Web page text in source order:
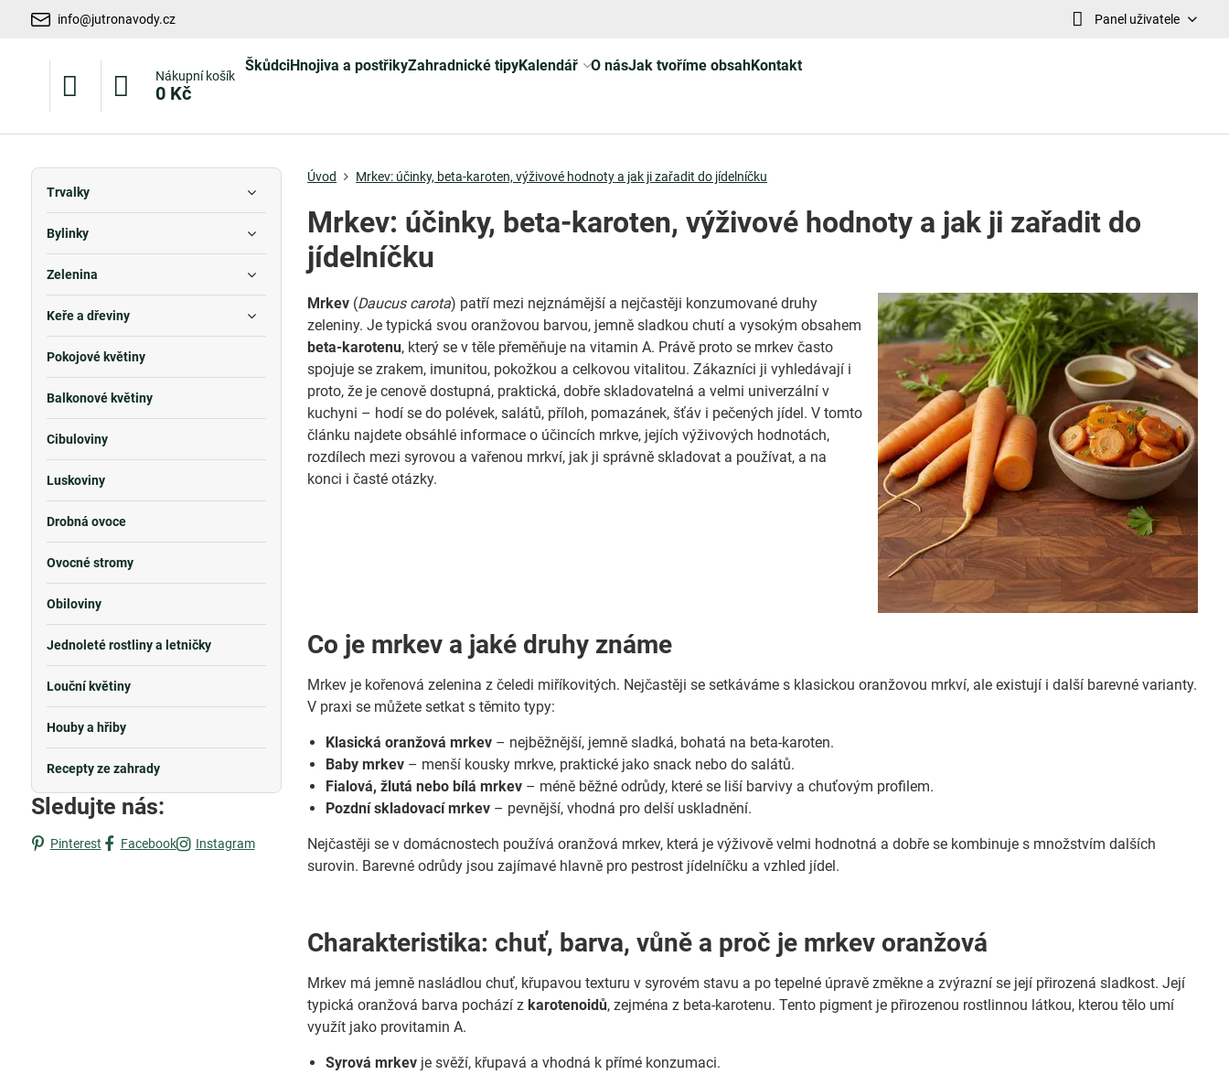
info@jutronavody.cz Panel uživatele
Nákupní košík
0 Kč
ŠkůdciHnojiva a postřikyZahradnické tipyKalendář O násJak tvoříme obsahKontakt
Úvod Mrkev: účinky, beta-karoten, výživové hodnoty a jak ji zařadit do jídelníčku
Mrkev: účinky, beta-karoten, výživové hodnoty a jak ji zařadit do
jídelníčku
Mrkev (Daucus carota) patří mezi nejznámější a nejčastěji konzumované druhy
zeleniny. Je typická svou oranžovou barvou, jemně sladkou chutí a vysokým obsahem
beta-karotenu, který se v těle přeměňuje na vitamin A. Právě proto se mrkev často
spojuje se zrakem, imunitou, pokožkou a celkovou vitalitou. Zákazníci ji vyhledávají i
proto, že je cenově dostupná, praktická, dobře skladovatelná a velmi univerzální v
kuchyni – hodí se do polévek, salátů, příloh, pomazánek, šťáv i pečených jídel. V tomto
článku najdete obsáhlé informace o účincích mrkve, jejích výživových hodnotách,
rozdílech mezi syrovou a vařenou mrkví, jak ji správně skladovat a používat, a na
konci i časté otázky.
Co je mrkev a jaké druhy známe
Mrkev je kořenová zelenina z čeledi miříkovitých. Nejčastěji se setkáváme s klasickou oranžovou mrkví, ale existují i další barevné varianty.
V praxi se můžete setkat s těmito typy:
Klasická oranžová mrkev – nejběžnější, jemně sladká, bohatá na beta-karoten.
Baby mrkev – menší kousky mrkve, praktické jako snack nebo do salátů.
Fialová, žlutá nebo bílá mrkev – méně běžné odrůdy, které se liší barvivy a chuťovým profilem.
Pozdní skladovací mrkev – pevnější, vhodná pro delší uskladnění.
Nejčastěji se v domácnostech používá oranžová mrkev, která je výživově velmi hodnotná a dobře se kombinuje s množstvím dalších
surovin. Barevné odrůdy jsou zajímavé hlavně pro pestrost jídelníčku a vzhled jídel.
Charakteristika: chuť, barva, vůně a proč je mrkev oranžová
Mrkev má jemně nasládlou chuť, křupavou texturu v syrovém stavu a po tepelné úpravě změkne a zvýrazní se její přirozená sladkost. Její
typická oranžová barva pochází zkarotenoidů, zejména z beta-karotenu. Tento pigment je přirozenou rostlinnou látkou, kterou tělo umí
využít jako provitamin A.
Syrová mrkev je svěží, křupavá a vhodná k přímé konzumaci.
Trvalky
Bylinky
Zelenina
Keře a dřeviny
Pokojové květiny
Balkonové květiny
Cibuloviny
Luskoviny
Drobná ovoce
Ovocné stromy
Obiloviny
Jednoleté rostliny a letničky
Louční květiny
Houby a hřiby
Recepty ze zahrady
Sledujte nás:
Pinterest Facebook Instagram